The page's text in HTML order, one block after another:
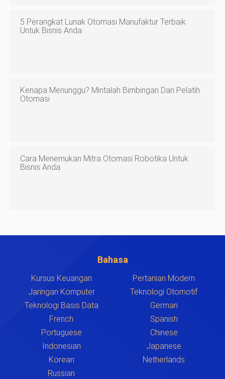
5 Perangkat Lunak Otomasi Manufaktur Terbaik
Untuk Bisnis Anda
Kenapa Menunggu? Mintalah Bimbingan Dari Pelatih
Otomasi
Cara Menemukan Mitra Otomasi Robotika Untuk
Bisnis Anda
Bahasa
Kursus Keuangan
Pertanian Modern
Jaringan Komputer
Teknologi Otomotif
Teknologi Basis Data
German
French
Spanish
Portuguese
Chinese
Indonesian
Japanese
Korean
Netherlands
Russian